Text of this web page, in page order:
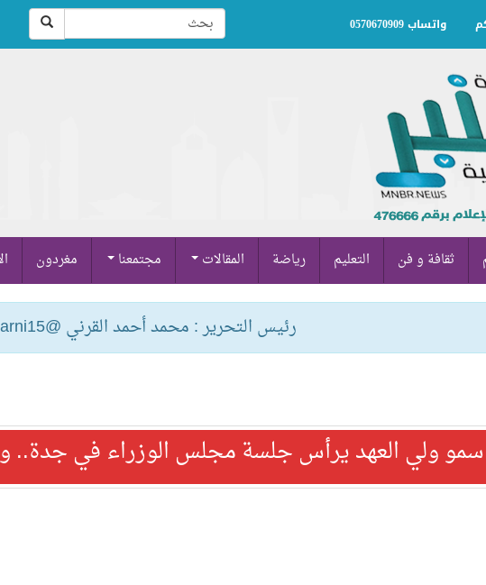
واتساب 0570670909
ثقافة و فن التعليم رياضة المقالات مجتمعنا مغردون
رئيس التحرير : محمد أحمد القرني @mgarni15
سمو ولي العهد يرأس جلسة مجلس الوزراء في جدة..